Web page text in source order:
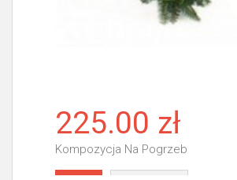
225.00 zł
Kompozycja Na Pogrzeb